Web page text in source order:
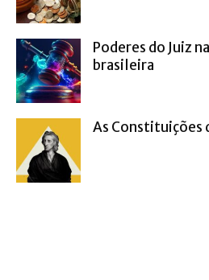
Poderes do Juiz
brasileira
As Constituições